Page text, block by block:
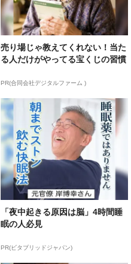
売り場じゃ教えてくれない！当た
る人だけがやってる宝くじの習慣
PR(合同会社デジタルファーム )
「夜中起きる原因は脳」4時間睡
眠の人必見
PR(ビタブリッドジャパン)